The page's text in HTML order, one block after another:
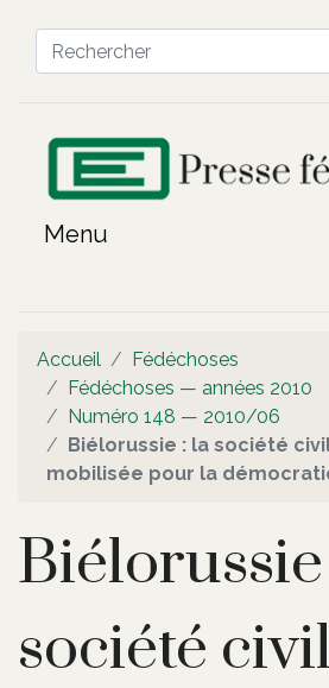
Accueil
Fédéchoses
Fédéchoses — années 2010
Numéro 148 — 2010/06
Biélorussie : la société
mobilisée pour la
société